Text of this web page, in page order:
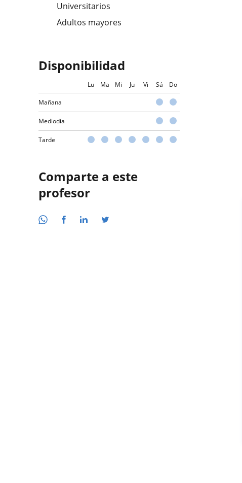
Universitarios
Adultos mayores
Disponibilidad
Lu Ma Mi Ju Vi Sá Do
Mañana
Mediodía
Tarde
Comparte a este
profesor